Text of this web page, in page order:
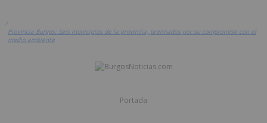
>
Provincia Burgos: Seis municipios de la provincia, premiados por su compromiso con el
medio ambiente
Portada